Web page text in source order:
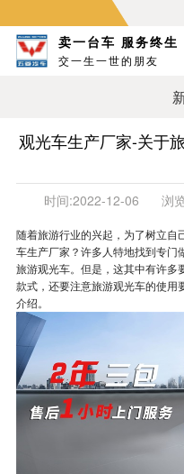
卖一台车 服务终生
交一生一世的朋友
观光车生产厂家-关于
时间:2022-12-06 浏
随着旅游行业的兴起，为了树立自
车生产厂家？许多人特地找到专门
旅游观光车。但是，这其中有许多
款式，还要注意旅游观光车的使用
介绍。